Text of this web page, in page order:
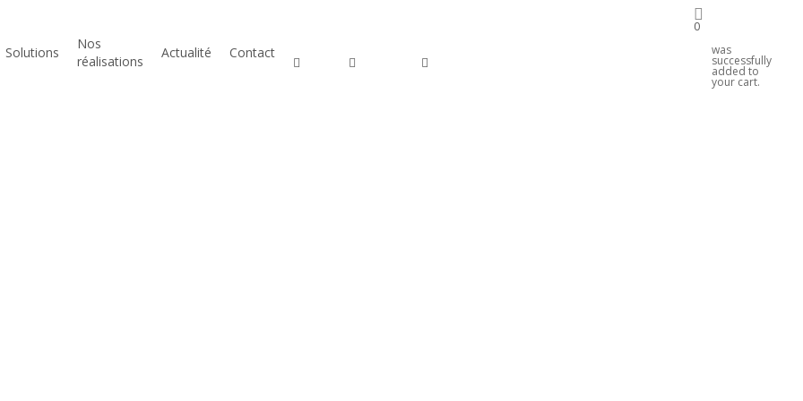
Solutions
Nos
réalisations
Actualité Contact
0
was
successfully
added to
your cart.